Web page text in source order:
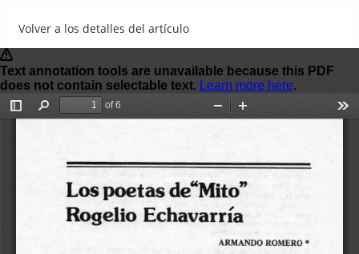
Volver a los detalles del artículo
Los poetas de "Mito" Rogelio Echavarría
DescargarDescargar PDF